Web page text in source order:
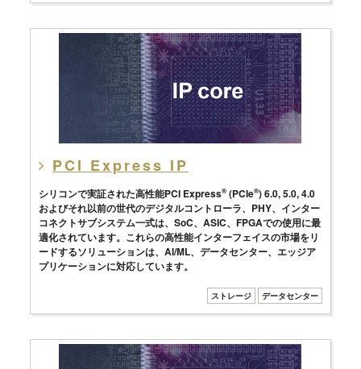
PCI Express IP
シリコンで実証された高性能PCI Express®(PCIe®) 6.0, 5.0, 4.0
およびそれ以前の世代のデジタルコントローラ、PHY、インター
コネクトサブシステム一式は、SoC、ASIC、FPGAでの使用に最
適化されています。これらの高性能インターフェイスの市場をリ
ードするソリューションは、AI/ML、データセンター、エッジア
プリケーションに対応しています。
ストレージ データセンター